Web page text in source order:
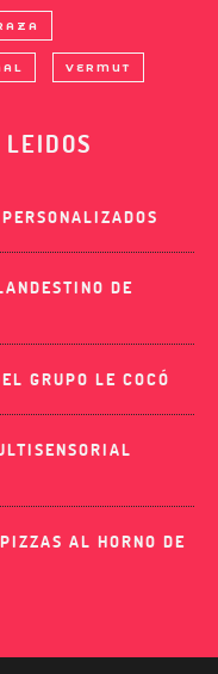
VERMUT
DE
GRUPO LE COCÓ
AL HORNO DE